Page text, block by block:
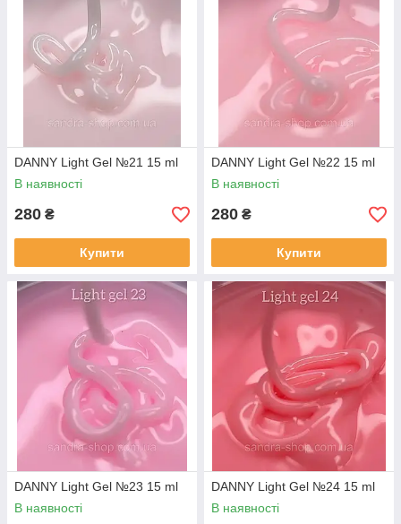
DANNY Light Gel №21 15 ml
В наявності
280 ₴
Купити
DANNY Light Gel №22 15 ml
В наявності
280 ₴
Купити
DANNY Light Gel №23 15 ml
В наявності
DANNY Light Gel №24 15 ml
В наявності